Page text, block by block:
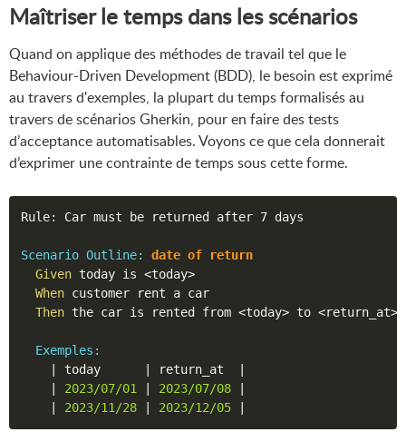
Maîtriser le temps dans les scénarios
Quand on applique des méthodes de travail tel que le
Behaviour-Driven Development (BDD), le besoin est exprimé
au travers d'exemples, la plupart du temps formalisés au
travers de scénarios Gherkin, pour en faire des tests
d’acceptance automatisables. Voyons ce que cela donnerait
d’exprimer une contrainte de temps sous cette forme.
Rule: Car must be returned after 7 days
Scenario Outline:
date of return
Given today is <today>
When customer rent a car
Then the car is rented from <today> to <return_at>
Exemples:
today return_at
2023/07/01 2023/07/08
2023/11/28 2023/12/05